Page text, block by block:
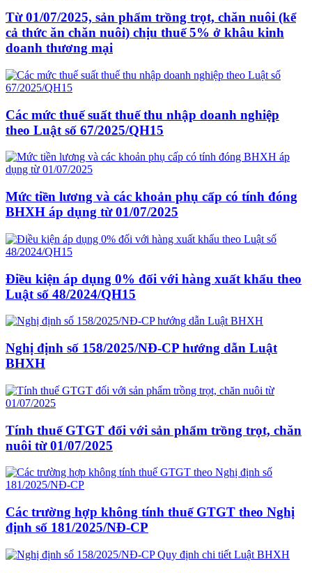
Từ 01/07/2025, sản phẩm trồng trọt, chăn nuôi (kể
cả thức ăn chăn nuôi) chịu thuế 5% ở khâu kinh
doanh thương mại
Các mức thuế suất thuế thu nhập doanh nghiệp
theo Luật số 67/2025/QH15
Mức tiền lương và các khoản phụ cấp có tính đóng
BHXH áp dụng từ 01/07/2025
Điều kiện áp dụng 0% đối với hàng xuất khẩu theo
Luật số 48/2024/QH15
Nghị định số 158/2025/NĐ-CP hướng dẫn Luật
BHXH
Tính thuế GTGT đối với sản phẩm trồng trọt, chăn
nuôi từ 01/07/2025
Các trường hợp không tính thuế GTGT theo Nghị
định số 181/2025/NĐ-CP